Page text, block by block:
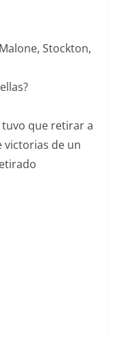
Stockton,
que retirar a
victorias de un